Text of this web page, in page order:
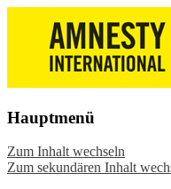
Amnesty
Die
oder in der
Hauptmenü
Zum Inhalt wechseln
Zum sekundären Inhalt